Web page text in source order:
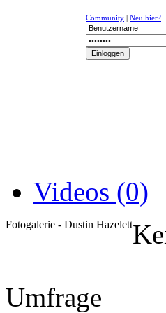
Community | Neu hier?
Videos (0)
Fotogalerie - Dustin Hazelett
Umfrage